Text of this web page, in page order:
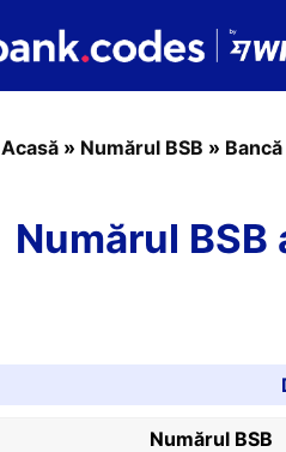
Acasă » Numărul BSB » Bancă
Numărul
Numărul BSB